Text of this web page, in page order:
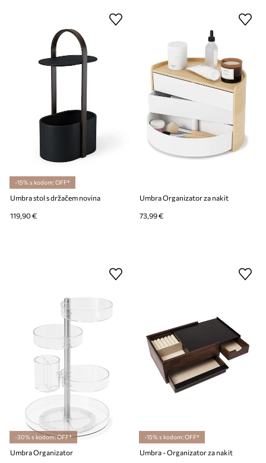
-15% s kodom: OFF*
Umbra stol s držačem novina
119,90 €
Umbra Organizator za nakit
73,99 €
-30% s kodom: OFF*
Umbra Organizator
-15% s kodom: OFF*
Umbra - Organizator za nakit